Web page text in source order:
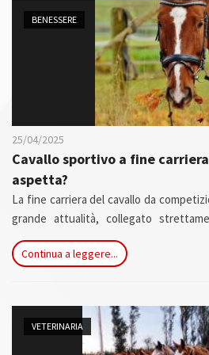
n
BENESSERE
25/04/2025
Cavallo sportivo a fine
aspetta?
La fine carriera del cavallo da
grande attualità, collegato
mondo del cavallo effettua sul
solo la fine dell'attività sportiva, ma
Continua a leggere...
VETERINARIA